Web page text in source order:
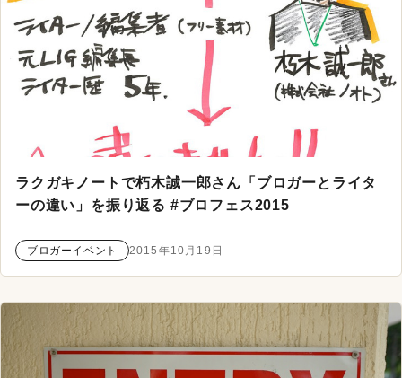
ラクガキノートで朽木誠一郎さん「ブロガーとライタ
ーの違い」を振り返る #ブロフェス2015
ブロガーイベント 2015年10月19日